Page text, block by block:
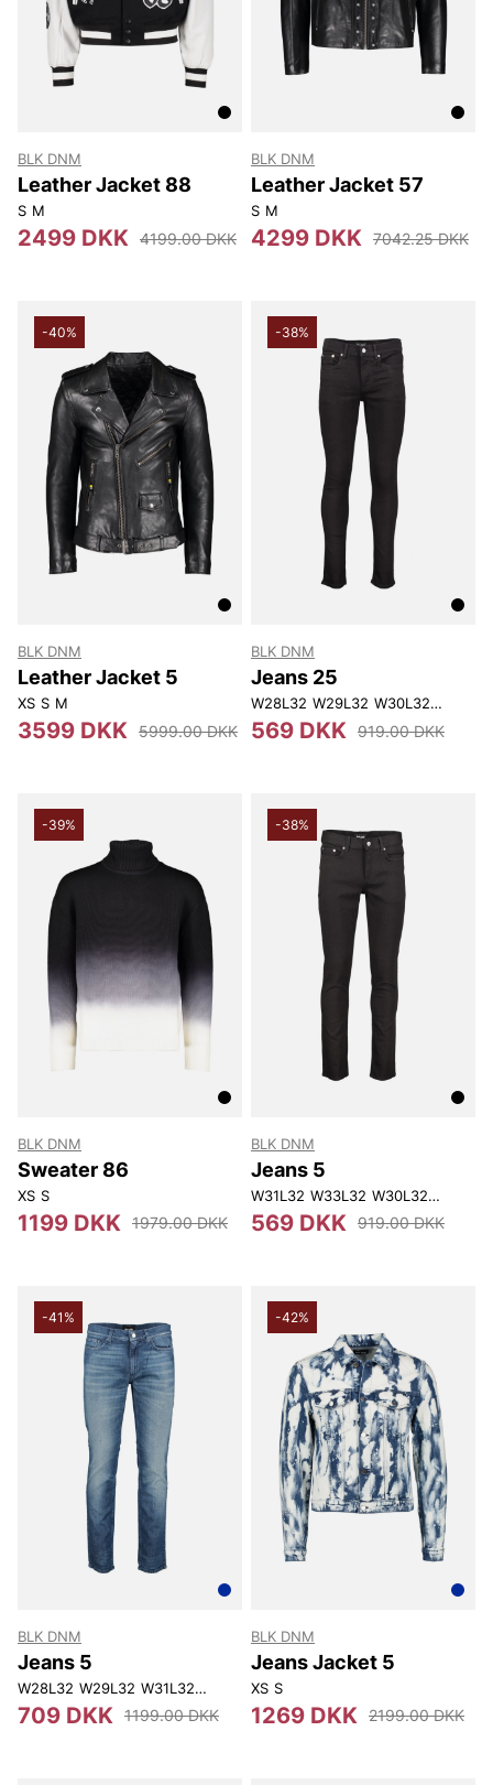
BLK DNM
Leather Jacket 88
S M
2499 DKK 4199.00 DKK
BLK DNM
Leather Jacket 57
S M
4299 DKK 7042.25 DKK
-40%
BLK DNM
Leather Jacket 5
XS S M
3599 DKK 5999.00 DKK
-38%
BLK DNM
Jeans 25
W28L32 W29L32 W30L32 W31L32
569 DKK 919.00 DKK
-39%
BLK DNM
Sweater 86
XS S
1199 DKK 1979.00 DKK
-38%
BLK DNM
Jeans 5
W31L32 W33L32 W30L32 W28L32
569 DKK 919.00 DKK
-41%
BLK DNM
Jeans 5
W28L32 W29L32 W31L32 W30L34 W31L34
709 DKK 1199.00 DKK
-42%
BLK DNM
Jeans Jacket 5
XS S
1269 DKK 2199.00 DKK